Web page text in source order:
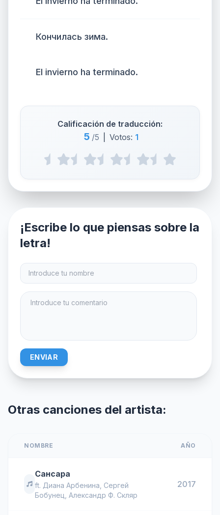
Кончилась зима.
El invierno ha terminado.
Calificación de traducción:
5 /5 Votos: 1
¡Escribe lo que piensas sobre la
letra!
ENVIAR
Otras canciones del artista:
NOMBRE AÑO
Сансара
ft. Диана Арбенина Сергей
Бобунец ,Александр Ф. Скляр
2017